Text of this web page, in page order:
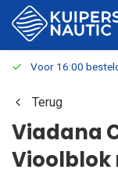
Voor 16:00
Terug
Viadana
Vioolblok